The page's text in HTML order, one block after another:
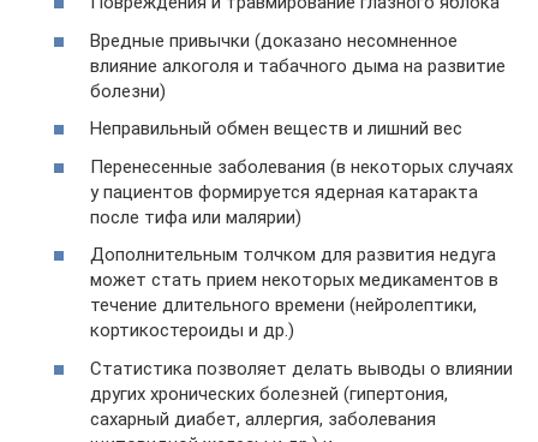
Вредные привычки (доказано несомненное
влияние алкоголя и табачного дыма на развитие
болезни)
Неправильный обмен веществ и лишний вес
Перенесенные заболевания (в некоторых случаях
у пациентов формируется ядерная катаракта
после тифа или малярии)
Дополнительным толчком для развития недуга
может стать прием некоторых медикаментов в
течение длительного времени (нейролептики,
кортикостероиды и др.)
Статистика позволяет делать выводы о влиянии
других хронических болезней (гипертония,
сахарный диабет, аллергия, заболевания